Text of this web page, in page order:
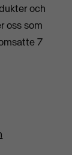
och
oss som
7